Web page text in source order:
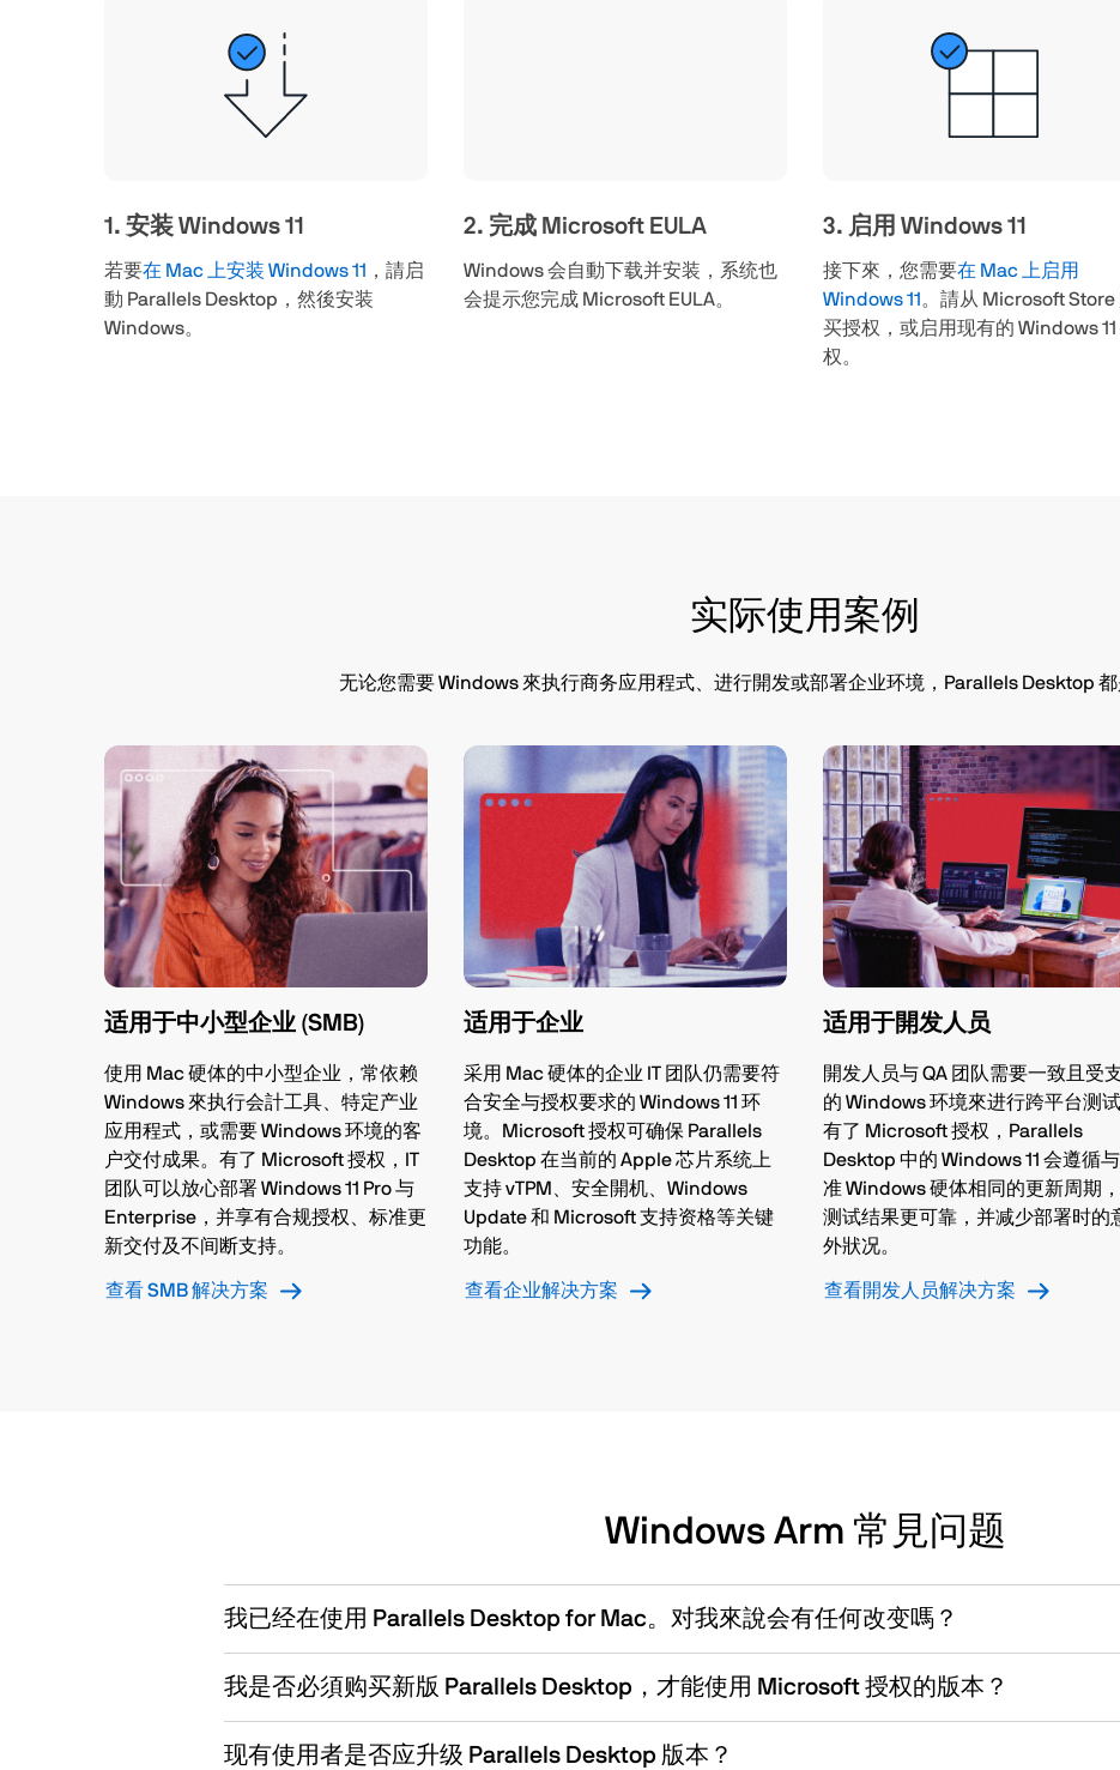
1. 安装 Windows 11
若要在 Mac 上安装 Windows 11 ，請启
動 Parallels Desktop，然後安装
Windows。
2. 完成 Microsoft EULA
Windows 会自動下载并安装，系统也
会提示您完成 Microsoft EULA。
3. 启用 Windows 11
接下來，您需要在 Mac 上启用
Windows 11 。請从 Microsoft Store
买授权，或启用现有的 Windows 11
权。
实际使用案例
无论您需要 Windows 來执行商务应用程式、进行開发或部署企业环境，Parallels Desktop 都
适用于中小型企业 (SMB)
使用 Mac 硬体的中小型企业，常依赖
Windows 來执行会計工具、特定产业
应用程式，或需要 Windows 环境的客
户交付成果。有了 Microsoft 授权，IT
团队可以放心部署 Windows 11 Pro 与
Enterprise，并享有合规授权、标准更
新交付及不间断支持。
查看 SMB 解决方案
适用于企业
采用 Mac 硬体的企业 IT 团队仍需要符
合安全与授权要求的 Windows 11 环
境。Microsoft 授权可确保 Parallels
Desktop 在当前的 Apple 芯片系统上
支持 vTPM、安全開机、Windows
Update 和 Microsoft 支持资格等关键
功能。
查看企业解决方案
适用于開发人员
開发人员与 QA 团队需要一致且受
的 Windows 环境來进行跨平台测试
有了 Microsoft 授权，Parallels
Desktop 中的 Windows 11 会遵循
准 Windows 硬体相同的更新周期
测试结果更可靠，并减少部署时的
外狀况。
查看開发人员解决方案
Windows Arm 常見问题
我已经在使用 Parallels Desktop for Mac。对我來說会有任何改变嗎？
我是否必須购买新版 Parallels Desktop，才能使用 Microsoft 授权的版本？
现有使用者是否应升级 Parallels Desktop 版本？